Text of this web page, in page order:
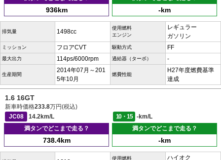
936km -km
排気量 1498cc
使用燃料
エンジン
レギュラー
ガソリン
ミッション フロアCVT 駆動方式 FF
最大出力 114ps/6000rpm 過給器（ターボ） -
生産期間
2014年07月～201
5年10月
燃費性能
H27年度燃費基準
達成
1.6 16GT
新車時価格233.8万円(税込)
JC08
14.2km/L 10・15
-km/L
満タンでどこまで走る？
738.4km
満タンでどこまで走る？
-km
使用燃料 ハイオク